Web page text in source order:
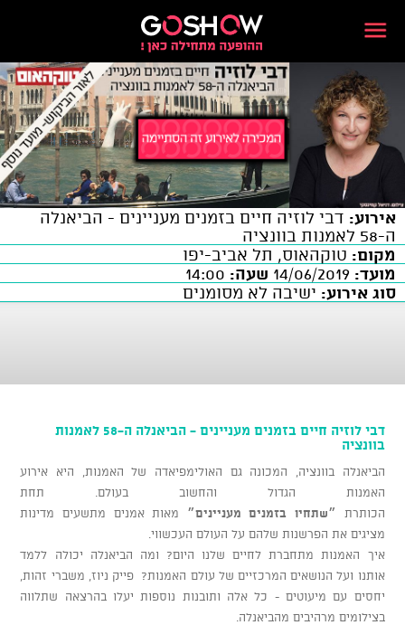
אירוע: דבי לוזיה חיים בזמנים מעניינים - הביאנלה
ה-58 לאמנות בוונציה
מקום: טוקהאוס, תל אביב-יפו
מועד:
שעה:
סוג אירוע: ישיבה לא מסומנים
דבי לוזיה חיים בזמנים מעניינים - הביאנלה ה-58 לאמנות
בוונציה
הביאנלה בוונציה, המכונה גם האולימפיאדה של האמנות, היא אירוע
האמנות הגדול והחשוב בעולם. תחת
הכותרת
״שתחיו בזמנים מעניינים״ מאות אמנים מתשעים מדינות
מציגים את הפרשנות שלהם על העולם העכשווי.
איך האמנות מתחברת לחיים שלנו היום? ומה הביאנלה יכולה ללמד
אותנו ועל הנושאים המרכזיים של עולם האמנות? פייק ניוז, משברי זהות,
יחסים עם מיעוטים - כל אלה ותובנות נוספות יעלו בהרצאה שתלווה
בצילומים מרהיבים מהביאנלה.